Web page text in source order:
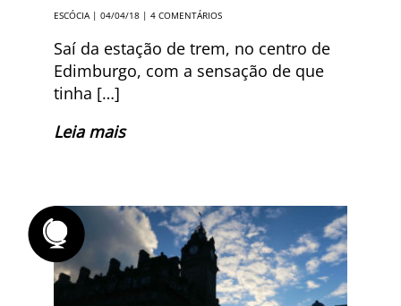
ESCÓCIA| 04/04/18 | 4 COMENTÁRIOS
Saí da estação de trem, no centro de
Edimburgo, com a sensação de que
tinha […]
Leia mais